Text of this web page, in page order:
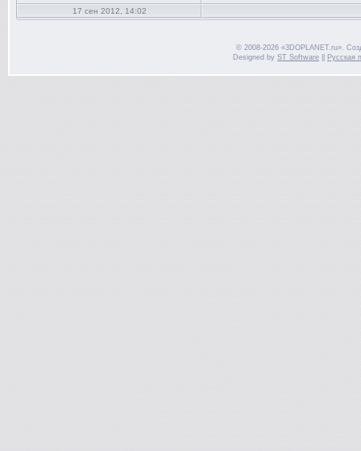
17 сен 2012, 14:02
© 2008-2026 «3DOPLANET.ru».
Designed by ST Software Русская